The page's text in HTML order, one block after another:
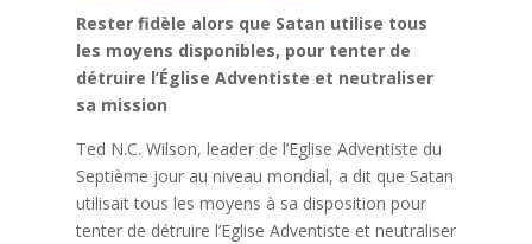
Rester fidèle alors que Satan utilise tous
les moyens disponibles, pour tenter de
détruire l’Église Adventiste et neutraliser
sa mission
Ted N.C. Wilson, leader de l’Eglise Adventiste du
Septième jour au niveau mondial, a dit que Satan
utilisait tous les moyens à sa disposition pour
tenter de détruire l’Eglise Adventiste et neutraliser